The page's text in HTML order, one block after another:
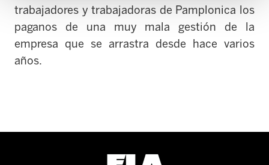
trabajadores y trabajadoras de Pamplonica los
paganos de una muy mala gestión de la
empresa que se arrastra desde hace varios
años.